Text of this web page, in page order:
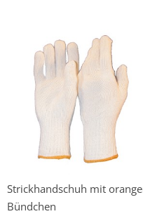
Strickhandschuh mit
Bündchen